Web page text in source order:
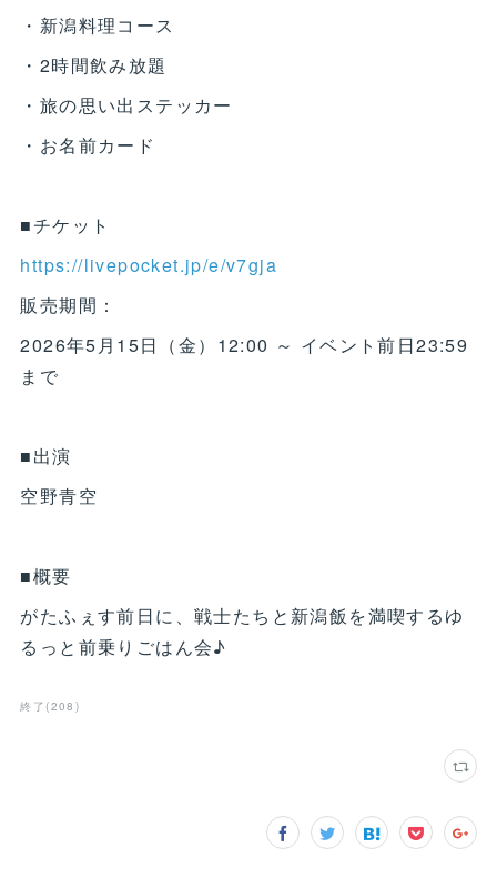
・新潟料理コース
・2時間飲み放題
・旅の思い出ステッカー
・お名前カード
■チケット
https://livepocket.jp/e/v7gja
販売期間：
2026年5月15日（金）12:00 ～ イベント前日23:59
まで
■出演
空野青空
■概要
がたふぇす前日に、戦士たちと新潟飯を満喫するゆ
るっと前乗りごはん会♪
終了 (208 )